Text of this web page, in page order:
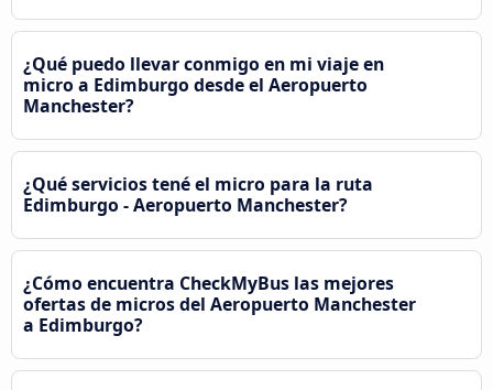
¿Qué puedo llevar conmigo en mi viaje en
micro a Edimburgo desde el Aeropuerto
Manchester?
¿Qué servicios tené el micro para la ruta
Edimburgo - Aeropuerto Manchester?
¿Cómo encuentra CheckMyBus las mejores
ofertas de micros del Aeropuerto Manchester
a Edimburgo?